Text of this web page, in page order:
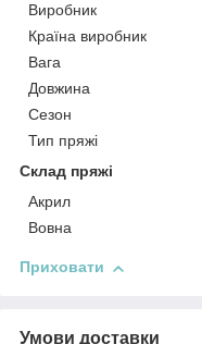
Виробник
Країна виробник
Вага
Довжина
Сезон
Тип пряжі
Склад пряжі
Акрил
Вовна
Приховати
Умови доставки